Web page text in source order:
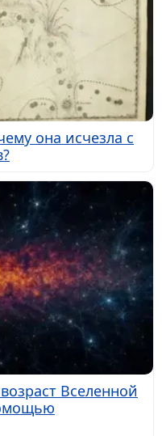
она исчезла с
Вселенной